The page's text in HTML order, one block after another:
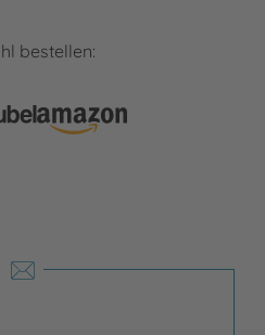
bestellen: